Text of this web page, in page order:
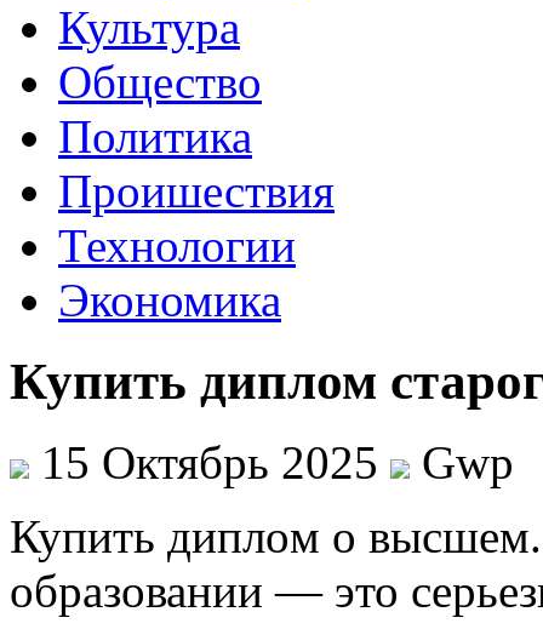
Культура
Общество
Политика
Проишествия
Технологии
Экономика
Купить диплом
15 Октябрь 2025
Gwp
Купить диплoм o
образовании — это